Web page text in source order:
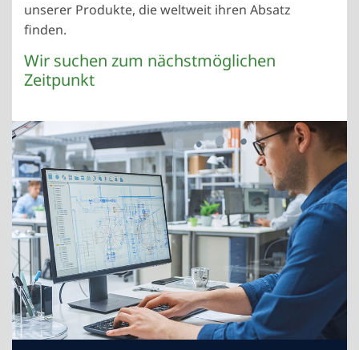
unserer Produkte, die weltweit ihren Absatz
finden.
Wir suchen zum nächstmöglichen
Zeitpunkt